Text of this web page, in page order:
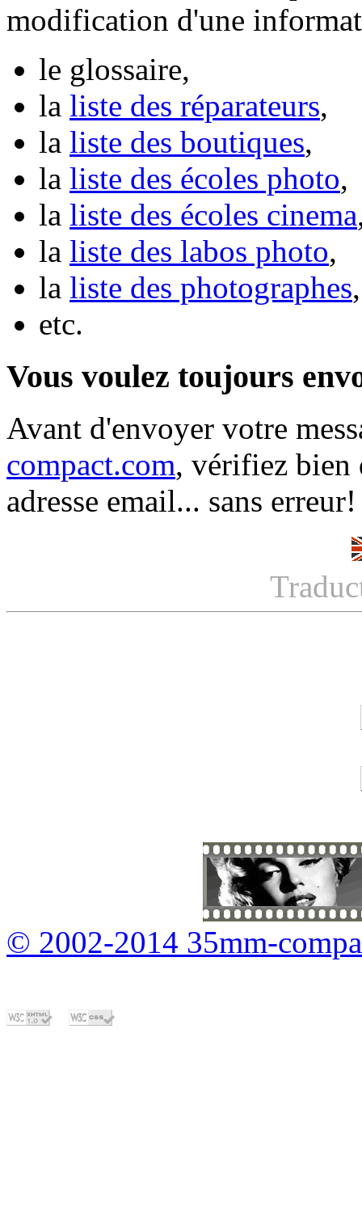
modification d'une
le glossaire,
la liste des réparateurs,
la liste des boutiques,
la liste des écoles photo,
la liste des écoles cinema
la liste des labos photo,
la liste des photographes,
etc.
Vous voulez toujours
Avant d'envoyer votre
compact.com, vérifiez bien
adresse email... sans erreur!
© 2002-2014 35mm-